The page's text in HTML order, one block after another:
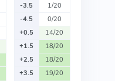
-3.5
1/20
-4.5
0/20
+0.5
14/20
+1.5
18/20
+2.5
18/20
+3.5
19/20